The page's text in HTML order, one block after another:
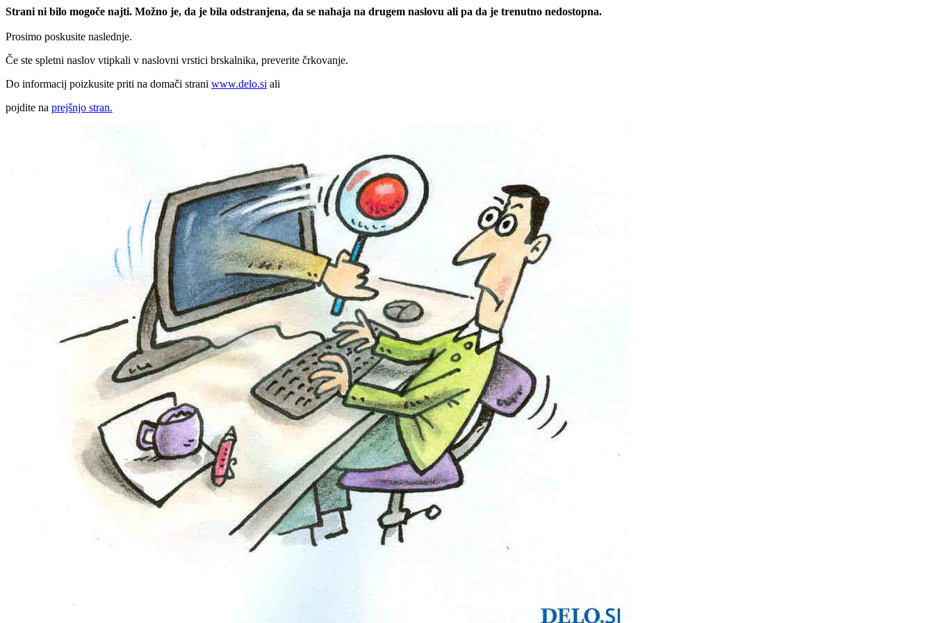
Strani ni bilo mogoče najti. Možno je, da je bila odstranjena, da se nahaja na drugem naslovu ali pa da je trenutno nedostopna.
Prosimo poskusite naslednje.
Če ste spletni naslov vtipkali v naslovni vrstici brskalnika, preverite črkovanje.
Do informacij poizkusite priti na domači strani www.delo.si ali
pojdite na prejšnjo stran.